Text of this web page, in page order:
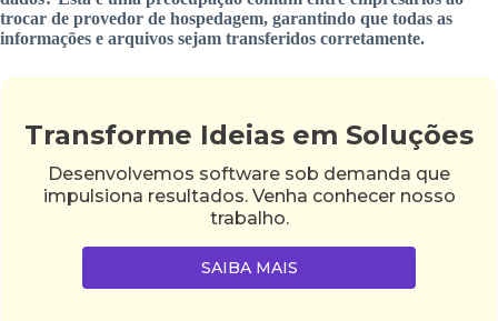
trocar de provedor de hospedagem, garantindo que todas as
informações e arquivos sejam transferidos corretamente.
Transforme Ideias em Soluções
Desenvolvemos software sob demanda que
impulsiona resultados. Venha conhecer nosso
trabalho.
SAIBA MAIS